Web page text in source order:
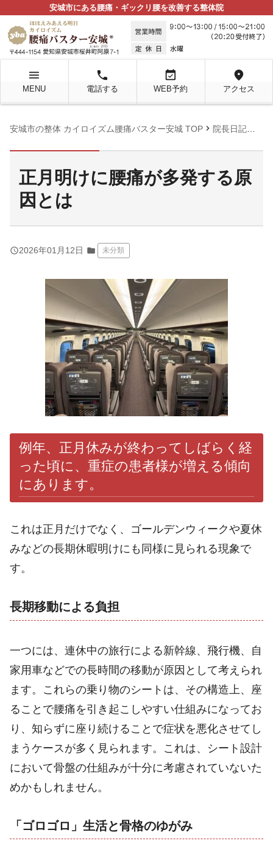
安城市にある腰痛・ギックリ腰を改善する整体院
menu
MENU
local_phone
電話する
event_available
WEB予約
location_on
アクセス
安城市の整体 カイロイズム腰痛バスター安城 TOP chevron_right 院長日記
正月明けに腰痛が多発する原
因とは
query_builder2026年01月12日 folder 未分類
例年、正月休みが終わってしばらく経
った頃に、重症の患者様が増える傾向
にあります。
これは正月だけでなく、ゴールデンウィークや夏休
みなどの長期休暇明けにも同様に見られる現象で
す。
長期移動による負担
一つには、連休中の旅行による新幹線、飛行機、自
家用車などでの長時間の移動が原因として考えられ
ます。これらの乗り物のシートは、その構造上、座
ることで腰痛を引き起こしやすい仕組みになってお
り、知らずに座り続けることで症状を悪化させてし
まうケースが多く見られます。これは、シート設計
において骨盤の仕組みが十分に考慮されていないた
めかもしれません。
「ゴロゴロ」生活と骨格のゆがみ